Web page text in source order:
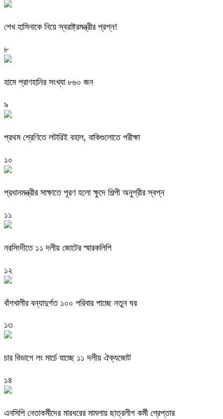
শেখ হাসিনাকে নিয়ে স্বরাষ্ট্রমন্ত্রীর প্রশ্ন!
৮
হামে প্রাণহানির সংখ্যা ৮৬০ জন
৯
প্রথম শ্রেণিতে লটারিই বহাল, বাকিগুলোতে পরীক্ষা
১০
প্রধানমন্ত্রীর সাক্ষাতে পূরণ হলো ক্ষুদে শিল্পী অনুশ্রীর স্বপ্ন
১১
নরসিংদীতে ১১ দলীয় জোটের স্মারকলিপি
১২
বাঁশখালীর বন্যাদুর্গত ১০০ পরিবার পাচ্ছে নতুন ঘর
১৩
চার বিভাগে লং মার্চে যাচ্ছে ১১ দলীয় ঐক্যজোট
১৪
এনসিপি নেতাকর্মীদের মারধরের মামলায় ছাত্রলীগ কর্মী গ্রেপ্তার